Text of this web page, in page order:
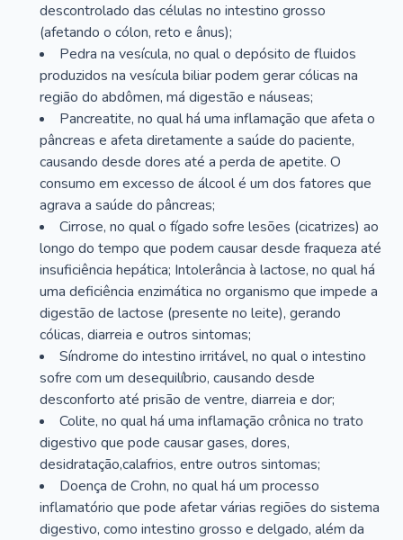
descontrolado das células no intestino grosso
(afetando o cólon, reto e ânus);
Pedra na vesícula, no qual o depósito de fluidos
produzidos na vesícula biliar podem gerar cólicas na
região do abdômen, má digestão e náuseas;
Pancreatite, no qual há uma inflamação que afeta o
pâncreas e afeta diretamente a saúde do paciente,
causando desde dores até a perda de apetite. O
consumo em excesso de álcool é um dos fatores que
agrava a saúde do pâncreas;
Cirrose, no qual o fígado sofre lesões (cicatrizes) ao
longo do tempo que podem causar desde fraqueza até
insuficiência hepática; Intolerância à lactose, no qual há
uma deficiência enzimática no organismo que impede a
digestão de lactose (presente no leite), gerando
cólicas, diarreia e outros sintomas;
Síndrome do intestino irritável, no qual o intestino
sofre com um desequilíbrio, causando desde
desconforto até prisão de ventre, diarreia e dor;
Colite, no qual há uma inflamação crônica no trato
digestivo que pode causar gases, dores,
desidratação,calafrios, entre outros sintomas;
Doença de Crohn, no qual há um processo
inflamatório que pode afetar várias regiões do sistema
digestivo, como intestino grosso e delgado, além da